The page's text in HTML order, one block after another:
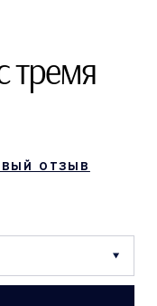
тремя
ОТЗЫВ